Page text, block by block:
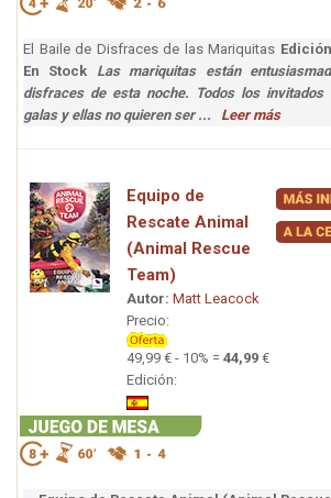
El Baile de Disfraces de las Mariquitas
En Stock
Las mariquitas están
disfraces de esta noche. Todos los invitados
galas y ellas no quieren ser ... Leer más
Equipo de
Rescate Animal
(Animal Rescue
Team)
Autor: Matt Leacock
Precio:
49,99 € - 10% = 44,99 €
Edición: